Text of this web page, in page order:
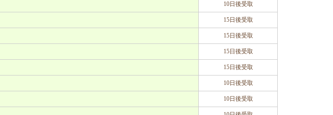
10日後受取
15日後受取
15日後受取
15日後受取
15日後受取
10日後受取
10日後受取